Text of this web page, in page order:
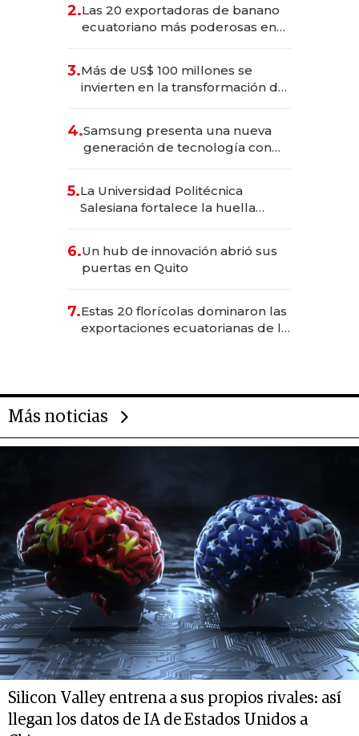
2.Las 20 exportadoras de banano
ecuatoriano más poderosas en
3.Más de US$ 100 millones se
invierten en la transformación de
4.Samsung presenta una nueva
generación de tecnología con
5.La Universidad Politécnica
Salesiana fortalece la huella
6.Un hub de innovación abrió sus
puertas en Quito
7.Estas 20 florícolas dominaron las
exportaciones ecuatorianas de la
Más noticias
Silicon Valley entrena a sus propios rivales: así
llegan los datos de IA de Estados Unidos a